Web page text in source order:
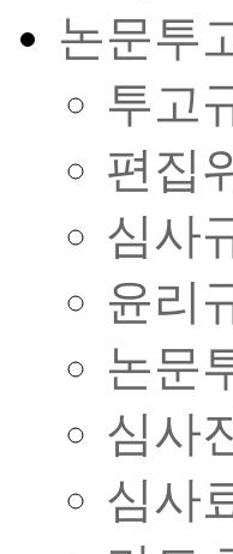
논문투
투고
편집
심사
윤리
논문
심사
심사